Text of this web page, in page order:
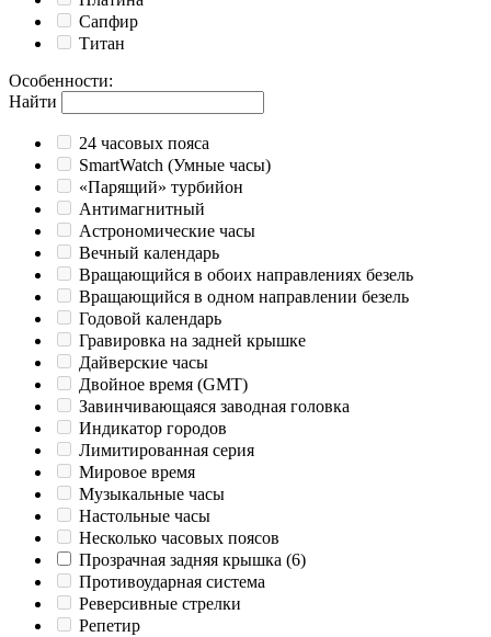
Сапфир
Титан
Особенности:
Найти
24 часовых пояса
SmartWatch (Умные часы)
«Парящий» турбийон
Антимагнитный
Астрономические часы
Вечный календарь
Вращающийся в обоих направлениях безель
Вращающийся в одном направлении безель
Годовой календарь
Гравировка на задней крышке
Дайверские часы
Двойное время (GMT)
Завинчивающаяся заводная головка
Индикатор городов
Лимитированная серия
Мировое время
Музыкальные часы
Настольные часы
Несколько часовых поясов
Прозрачная задняя крышка (6)
Противоударная система
Реверсивные стрелки
Репетир